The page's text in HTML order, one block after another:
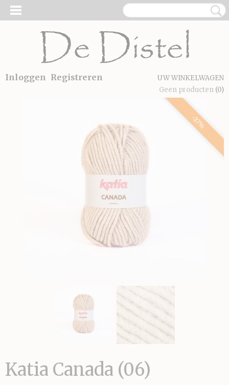
Inloggen Registreren
UW WINKELWAGEN
Geen producten (0)
-37%
Katia Canada (06)